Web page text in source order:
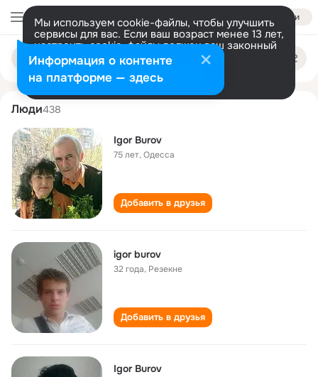
Войти
Мы используем cookie-файлы, чтобы улучшить
сервисы для вас. Если ваш возраст менее 13 лет,
настроить cookie-файлы должен ваш законный
представитель. Больше информации
Разрешить все Настроить
Поиск
людям
igor burov
Люди438
Igor Burov
75 лет,Одесса
Добавить в друзья
igor burov
32 года, Резекне
Добавить в друзья
Igor Burov
Информация о контенте
на платформе — здесь